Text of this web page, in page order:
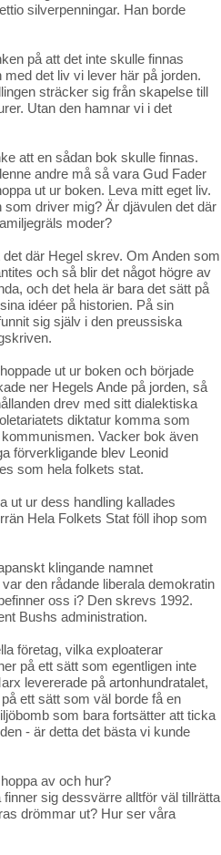
silverpenningar. Han borde
på att det inte skulle finnas
det liv vi lever här på jorden.
sträcker sig från skapelse till
Utan den hamnar vi i det
att en sådan bok skulle finnas.
andre må så vara Gud Fader
ut ur boken. Leva mitt eget liv.
driver mig? Är djävulen det där
moder?
där Hegel skrev. Om Anden som
och så blir det något högre av
och det hela är bara det sätt på
idéer på historien. På sin
sig själv i den preussiska
ut ur boken och började
ner Hegels Ande på jorden, så
drev med sitt dialektiska
diktatur komma som
Vacker bok även
förverkligande blev Leonid
som hela folkets stat.
ut ur dess handling kallades
Hela Folkets Stat föll ihop som
klingande namnet
den rådande liberala demokratin
oss i? Den skrevs 1992.
Bushs administration.
företag, vilka exploaterar
på ett sätt som egentligen inte
levererade på artonhundratalet,
ett sätt som väl borde få en
som bara fortsätter att ticka
- är detta det bästa vi kunde
av och hur?
sig dessvärre alltför väl tillrätta
drömmar ut? Hur ser våra